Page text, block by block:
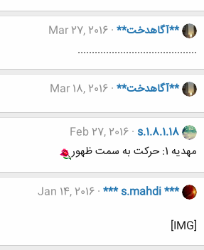
**آگاهدخت** Mar 27, 2016
..........................................
**آگاهدخت** Mar 18, 2016
s.1.8.1.18
Feb 27, 2016
مهدیه 1: حرکت به سمت ظهور
*** s.mahdi ***
Jan 14, 2016
[IMG]